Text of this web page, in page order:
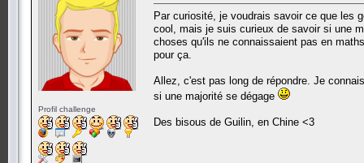
Profil challenge
Par curiosité, je voudrais savoir ce que les
cool, mais je suis curieux de savoir si une
choses qu'ils ne connaissaient pas en
pour ça.
Allez, c'est pas long de répondre. Je
si une majorité se dégage
Des bisous de Guilin, en Chine <3